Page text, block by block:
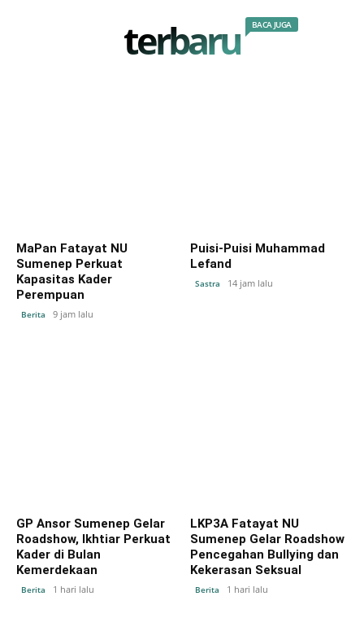
terbaru BACA JUGA
MaPan Fatayat NU
Sumenep Perkuat
Kapasitas Kader
Perempuan
Berita 9 jam lalu
Puisi-Puisi Muhammad
Lefand
Sastra 14 jam lalu
GP Ansor Sumenep Gelar
Roadshow, Ikhtiar Perkuat
Kader di Bulan
Kemerdekaan
Berita 1 hari lalu
LKP3A Fatayat NU
Sumenep Gelar Roadshow
Pencegahan Bullying dan
Kekerasan Seksual
Berita 1 hari lalu